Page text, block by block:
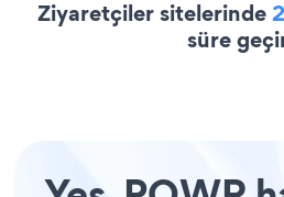
Ziyaretçiler sitelerinde
süre